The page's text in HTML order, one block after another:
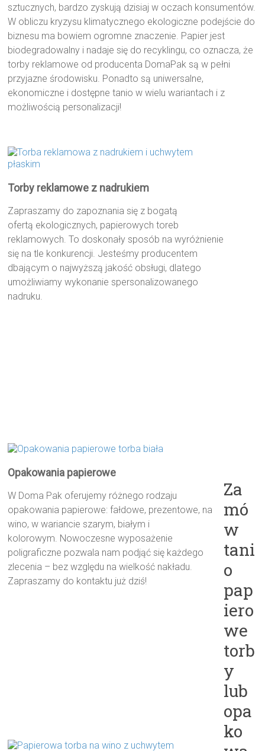
sztucznych, bardzo zyskują dzisiaj w oczach konsumentów.
W obliczu kryzysu klimatycznego ekologiczne podejście do
biznesu ma bowiem ogromne znaczenie. Papier jest
biodegradowalny i nadaje się do recyklingu, co oznacza, że
torby reklamowe od producenta DomaPak są w pełni
przyjazne środowisku. Ponadto są uniwersalne,
ekonomiczne i dostępne tanio w wielu wariantach i z
możliwością personalizacji!
Torby reklamowe z nadrukiem
Zapraszamy do zapoznania się z bogatą
ofertą ekologicznych, papierowych toreb
reklamowych. To doskonały sposób na wyróżnienie
się na tle konkurencji. Jesteśmy producentem
dbającym o najwyższą jakość obsługi, dlatego
umożliwiamy wykonanie spersonalizowanego
nadruku.
Opakowania papierowe
W Doma Pak oferujemy różnego rodzaju
opakowania papierowe: fałdowe, prezentowe, na
wino, w wariancie szarym, białym i
kolorowym. Nowoczesne wyposażenie
poligraficzne pozwala nam podjąć się każdego
zlecenia – bez względu na wielkość nakładu.
Zapraszamy do kontaktu już dziś!
Za
mó
w
tani
o
pap
iero
we
torb
y
lub
opa
ko